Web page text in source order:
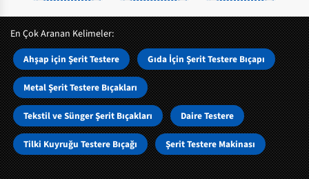
En Çok Aranan Kelimeler:
Ahşap için Şerit Testere Gıda İçin Şerit Testere Bıçapı
Metal Şerit Testere Bıçakları
Tekstil ve Sünger Şerit Bıçakları Daire Testere
Tilki Kuyruğu Testere Bıçağı Şerit Testere Makinası